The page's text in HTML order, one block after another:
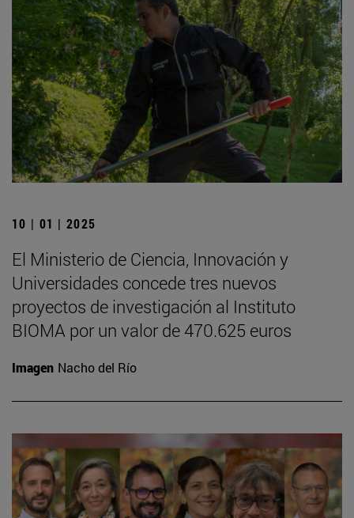
10 | 01 | 2025
El Ministerio de Ciencia, Innovación y
Universidades concede tres nuevos
proyectos de investigación al Instituto
BIOMA por un valor de 470.625 euros
Imagen Nacho del Río